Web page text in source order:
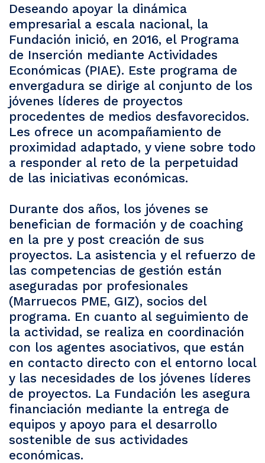
Deseando apoyar la dinámica
empresarial a escala nacional, la
Fundación inició, en 2016, el Programa
de Inserción mediante Actividades
Económicas (PIAE). Este programa de
envergadura se dirige al conjunto de los
jóvenes líderes de proyectos
procedentes de medios desfavorecidos.
Les ofrece un acompañamiento de
proximidad adaptado, y viene sobre todo
a responder al reto de la perpetuidad
de las iniciativas económicas.
Durante dos años, los jóvenes se
benefician de formación y de coaching
en la pre y post creación de sus
proyectos. La asistencia y el refuerzo de
las competencias de gestión están
aseguradas por profesionales
(Marruecos PME, GIZ), socios del
programa. En cuanto al seguimiento de
la actividad, se realiza en coordinación
con los agentes asociativos, que están
en contacto directo con el entorno local
y las necesidades de los jóvenes líderes
de proyectos. La Fundación les asegura
financiación mediante la entrega de
equipos y apoyo para el desarrollo
sostenible de sus actividades
económicas.